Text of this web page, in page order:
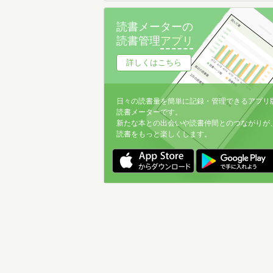
読書メーターの
読書管理アプリ
詳しくはこちら
日々の読書量を簡単に記録・管理できるアプリ
読書メーターです。
新たな本との出会いや読書仲間とのつながりが
読書をもっと楽しくします。